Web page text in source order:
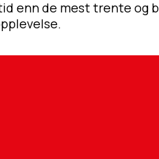
enn de mest trente og